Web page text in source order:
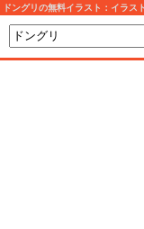
ドングリの無料イラスト：イラス